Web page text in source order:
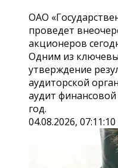
ОАО
проведет
акционеров
Одним из
утверждение
аудиторской
аудит
год.
04.08.2026, 07:11:10